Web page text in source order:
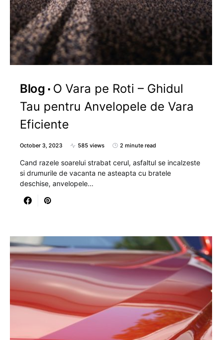
Blog
O Vara pe Roti – Ghidul
Tau pentru Anvelopele de Vara
Eficiente
October 3, 2023 585 views 2 minute read
Cand razele soarelui strabat cerul, asfaltul se incalzeste
si drumurile de vacanta ne asteapta cu bratele
deschise, anvelopele…